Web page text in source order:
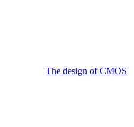
The design of CMOS